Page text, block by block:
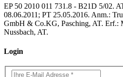
EP 50 2010 011 731.8 - B21D 5/02.
08.06.2011; PT 25.05.2016. Anm.:
GmbH & Co.KG, Pasching, AT. Erf.:
Nussbach, AT.
Login